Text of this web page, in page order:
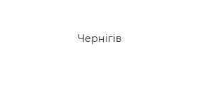
Чернігів